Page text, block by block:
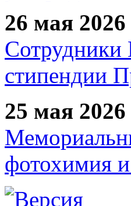
26 мая 2026
Сотрудники
стипендии
25 мая 2026
фотохимия и